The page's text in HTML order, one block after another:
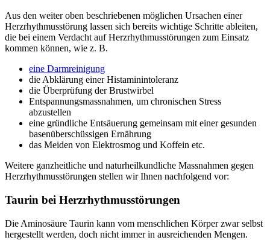
Aus den weiter oben beschriebenen möglichen Ursachen einer
Herzrhythmusstörung lassen sich bereits wichtige Schritte ableiten,
die bei einem Verdacht auf Herzrhythmusstörungen zum Einsatz
kommen können, wie z. B.
eine Darmreinigung
die Abklärung einer Histaminintoleranz
die Überprüfung der Brustwirbel
Entspannungsmassnahmen, um chronischen Stress
abzustellen
eine gründliche Entsäuerung gemeinsam mit einer gesunden
basenüberschüssigen Ernährung
das Meiden von Elektrosmog und Koffein etc.
Weitere ganzheitliche und naturheilkundliche Massnahmen gegen
Herzrhythmusstörungen stellen wir Ihnen nachfolgend vor:
Taurin bei Herzrhythmusstörungen
Die Aminosäure Taurin kann vom menschlichen Körper zwar selbst
hergestellt werden, doch nicht immer in ausreichenden Mengen.